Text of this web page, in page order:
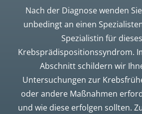
Nach der Diagnose wenden
unbedingt an einen
Spezialistin für dieses
Krebsprädispositionssyndrom.
Abschnitt schildern wir
Untersuchungen zur
oder andere Maßnahmen
und wie diese erfolgen sollten.